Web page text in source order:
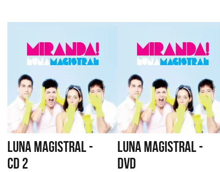
LUNA MAGISTRAL -
CD 2
LUNA MAGISTRAL -
DVD